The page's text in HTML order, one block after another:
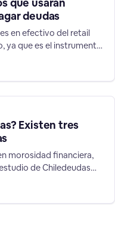
que usarán
deudas
en efectivo del retail
ya que es el instrumento
suman relevantes
afirmaron que
usando
Existen tres
morosidad financiera,
de Chiledeudas
aplicado a 3.000
cree que caerá en